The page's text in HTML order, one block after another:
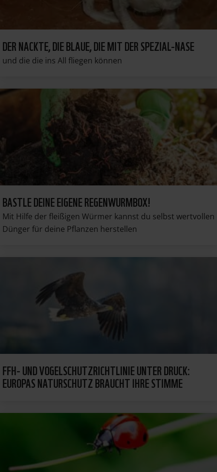
DER NACKTE, DIE BLAUE, DIE MIT DER SPEZIAL-NASE
und die die ins All fliegen können
BASTLE DEINE EIGENE REGENWURMBOX!
Mit Hilfe der fleißigen Würmer kannst du selbst wertvollen
Dünger für deine Pflanzen herstellen
FFH- UND VOGELSCHUTZRICHTLINIE UNTER DRUCK:
EUROPAS NATURSCHUTZ BRAUCHT IHRE STIMME